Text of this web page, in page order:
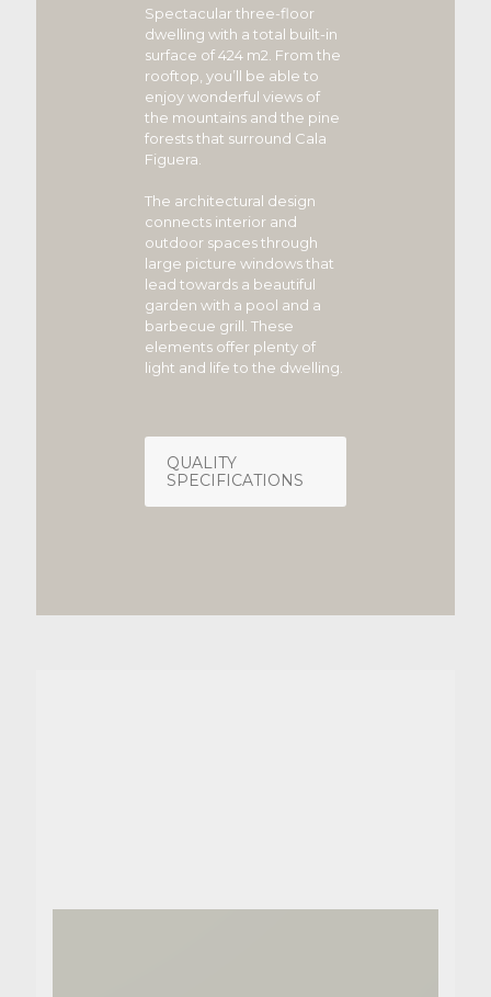
Spectacular three-floor
dwelling with a total built-in
surface of 424 m2. From the
rooftop, you’ll be able to
enjoy wonderful views of
the mountains and the pine
forests that surround Cala
Figuera.
The architectural design
connects interior and
outdoor spaces through
large picture windows that
lead towards a beautiful
garden with a pool and a
barbecue grill. These
elements offer plenty of
light and life to the dwelling.
QUALITY
SPECIFICATIONS